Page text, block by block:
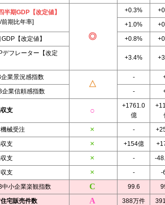
半期GDP【改定値】
前期比年率]
+0.3%
+1.0%
【改定値】 +0.8%
デフレーター【改定
+3.4%
企業景況感指数 -
企業信頼感指数 -
支
+1761.0
億
械受注 -
支 +154億
支 -
-
支 -
-
中小企業楽観指数 99.6
宅販売件数 388万件